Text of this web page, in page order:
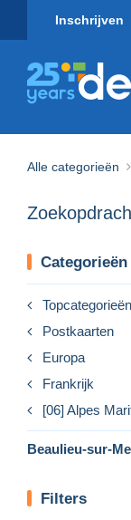
Inschrijven
Alle categorieën
Categorieën
Topcategorieën
Postkaarten
Europa
Frankrijk
[06] Alpes
Beaulieu-sur-
Filters